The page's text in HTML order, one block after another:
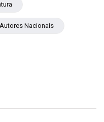
Autores Nacionais